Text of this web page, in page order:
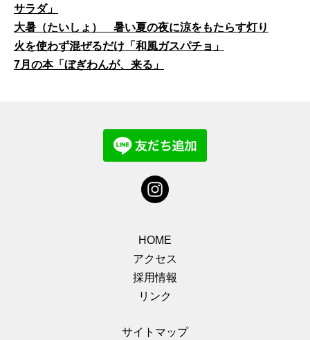
サラダ」
大暑（たいしょ） 暑い夏の夜に涼をもたらす灯り
火を使わず混ぜるだけ「和風ガスパチョ」
7月の本「ぼぎわんが、来る」
HOME
アクセス
採用情報
リンク
サイトマップ